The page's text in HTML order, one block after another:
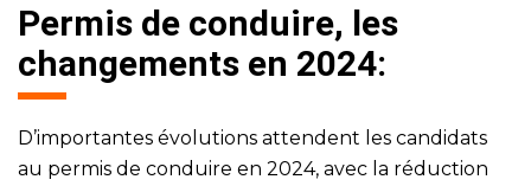
Permis de conduire, les
changements en 2024:
D’importantes évolutions attendent les candidats
au permis de conduire en 2024, avec la réduction